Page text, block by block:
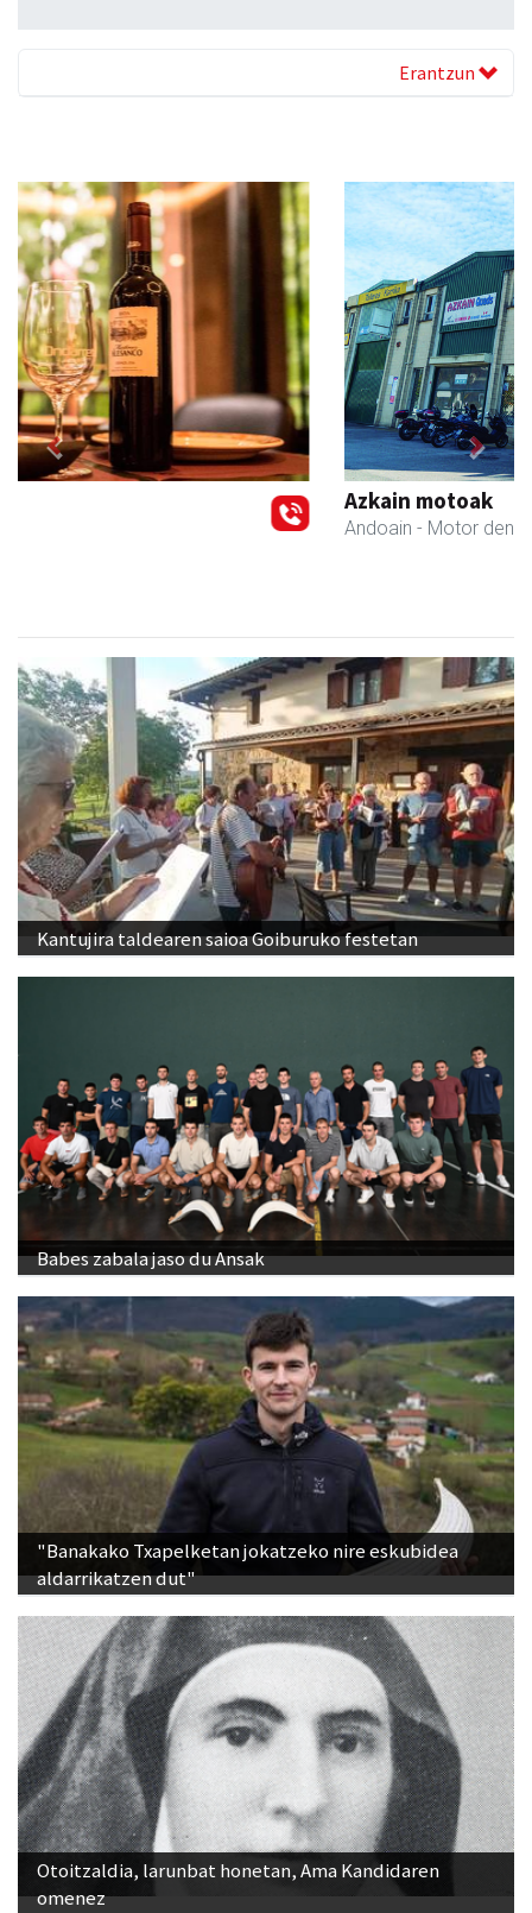
Erantzun
Previous Next
Kantujira taldearen saioa Goiburuko festetan
Babes zabala jaso du Ansak
"Banakako Txapelketan jokatzeko nire eskubidea
aldarrikatzen dut"
Otoitzaldia, larunbat honetan, Ama Kandidaren
omenez